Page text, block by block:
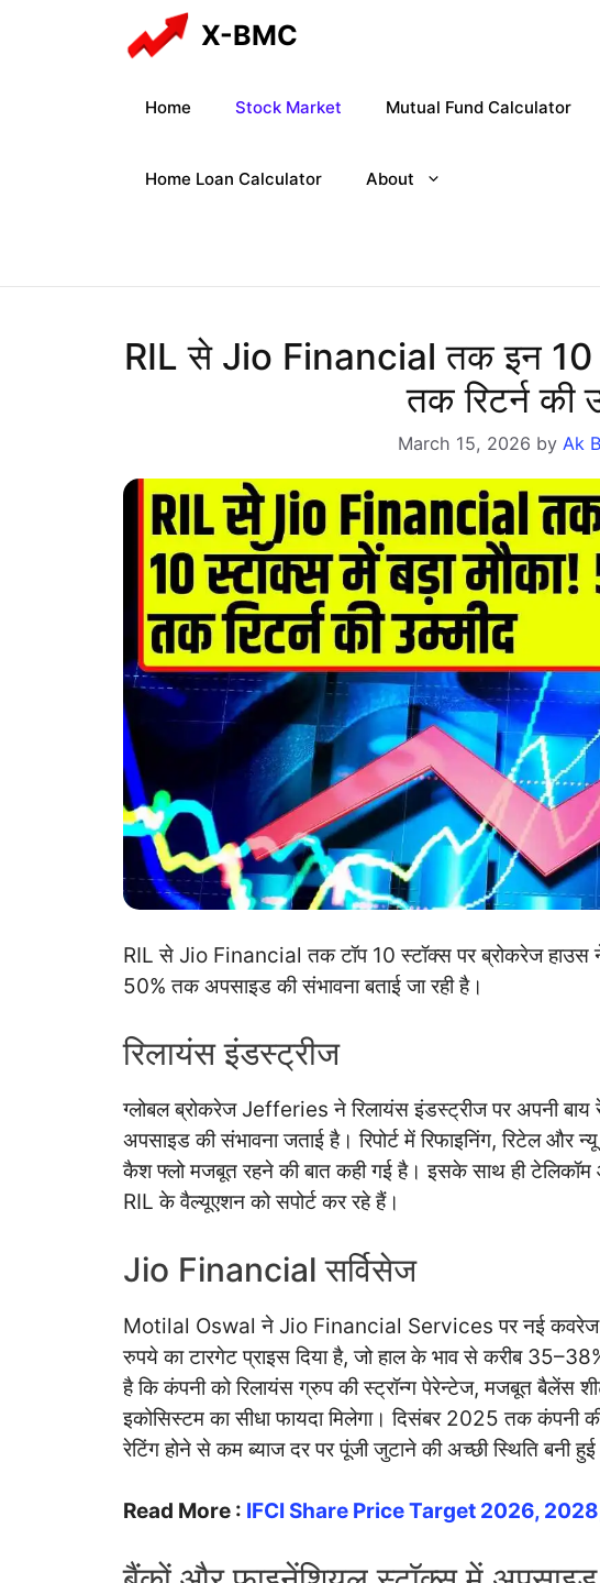
X-BMC
Home Stock Market Mutual Fund Calculator
Home Loan Calculator About
RIL से Jio Financial तक इन 10
तक रिटर्न की
March 15, 2026 by Ak
RIL से Jio Financial तक टॉप 10 स्टॉक्स पर ब्रोकरेज हाउस
50% तक अपसाइड की संभावना बताई जा रही है।
रिलायंस इंडस्ट्रीज
ग्लोबल ब्रोकरेज Jefferies ने रिलायंस इंडस्ट्रीज पर अपनी
अपसाइड की संभावना जताई है। रिपोर्ट में रिफाइनिंग, रिटेल और
कैश फ्लो मजबूत रहने की बात कही गई है। इसके साथ ही
RIL के वैल्यूएशन को सपोर्ट कर रहे हैं।
Jio Financial सर्विसेज
Motilal Oswal ने Jio Financial Services पर नई कवरेज
रुपये का टारगेट प्राइस दिया है, जो हाल के भाव से करीब
है कि कंपनी को रिलायंस ग्रुप की स्ट्रॉन्ग पेरेन्टेज, मजबूत बैलेंस
इकोसिस्टम का सीधा फायदा मिलेगा। दिसंबर 2025 तक कंपनी
रेटिंग होने से कम ब्याज दर पर पूंजी जुटाने की अच्छी स्थिति बनी
Read More : IFCI Share Price Target 2026,